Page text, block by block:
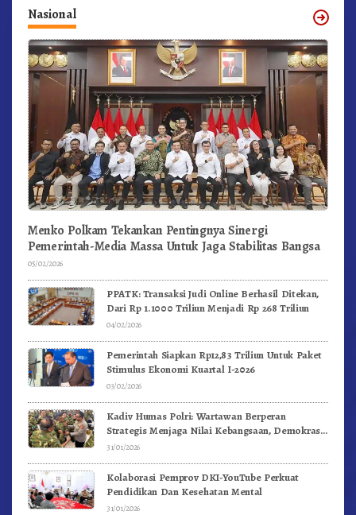
Nasional
Menko Polkam Tekankan Pentingnya Sinergi
Pemerintah-Media Massa Untuk Jaga Stabilitas Bangsa
05/02/2026
PPATK: Transaksi Judi Online Berhasil Ditekan,
Dari Rp 1.1000 Triliun Menjadi Rp 268 Triliun
04/02/2026
Pemerintah Siapkan Rp12,83 Triliun Untuk Paket
Stimulus Ekonomi Kuartal I-2026
03/02/2026
Kadiv Humas Polri: Wartawan Berperan
Strategis Menjaga Nilai Kebangsaan, Demokrasi,
dan NKRI
31/01/2026
Kolaborasi Pemprov DKI-YouTube Perkuat
Pendidikan Dan Kesehatan Mental
31/01/2026